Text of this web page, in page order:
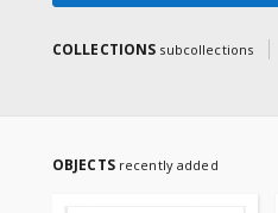
COLLECTIONS subcollections
OBJECTS recently added